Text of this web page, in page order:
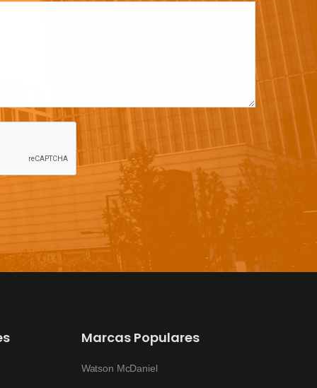
Marcas Populares
Watson McDaniel